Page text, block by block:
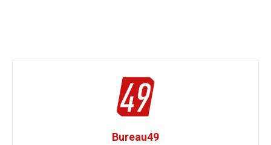
Bureau49